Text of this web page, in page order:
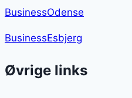
BusinessOdense
BusinessEsbjerg
Øvrige links